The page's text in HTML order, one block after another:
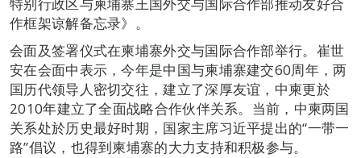
特别行政区与柬埔寨王国外交与国际合作部推动友好合
作框架谅解备忘录》。
会面及签署仪式在柬埔寨外交与国际合作部举行。崔世
安在会面中表示，今年是中国与柬埔寨建交60周年，两
国历代领导人密切交往，建立了深厚友谊，中柬更於
2010年建立了全面战略合作伙伴关系。当前，中柬两国
关系处於历史最好时期，国家主席习近平提出的“一带一
路”倡议，也得到柬埔寨的大力支持和积极参与。